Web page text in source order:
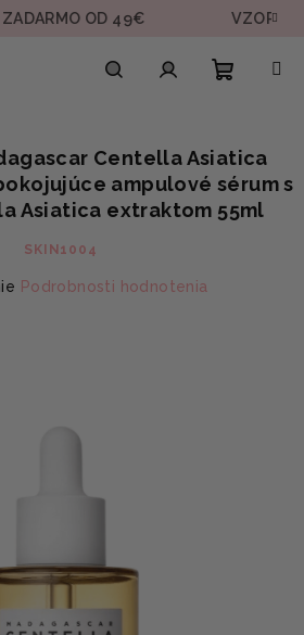
OD 49€ VZORKA V
košík
Centella Asiatica
ampulové sérum s
Asiatica extraktom 55ml
SKIN1004
Podrobnosti hodnotenia